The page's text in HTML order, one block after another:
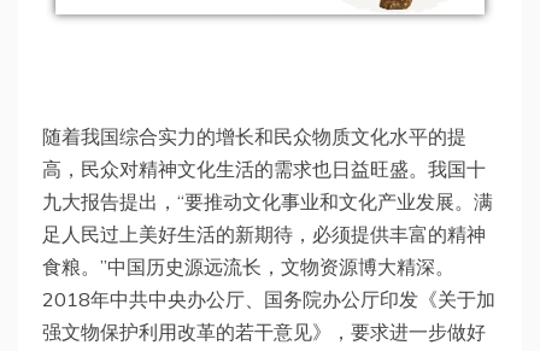
随着我国综合实力的增长和民众物质文化水平的提
高，民众对精神文化生活的需求也日益旺盛。我国十
九大报告提出，“要推动文化事业和文化产业发展。满
足人民过上美好生活的新期待，必须提供丰富的精神
食粮。”中国历史源远流长，文物资源博大精深。
2018年中共中央办公厅、国务院办公厅印发《关于加
强文物保护利用改革的若干意见》，要求进一步做好